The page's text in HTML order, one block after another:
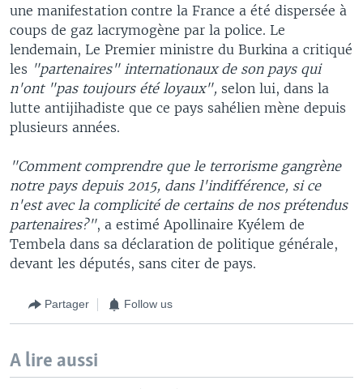
une manifestation contre la France a été dispersée à
coups de gaz lacrymogène par la police. Le
lendemain, Le Premier ministre du Burkina a critiqué
les "partenaires" internationaux de son pays qui
n'ont "pas toujours été loyaux", selon lui, dans la
lutte antijihadiste que ce pays sahélien mène depuis
plusieurs années.
"Comment comprendre que le terrorisme gangrène
notre pays depuis 2015, dans l'indifférence, si ce
n'est avec la complicité de certains de nos prétendus
partenaires?", a estimé Apollinaire Kyélem de
Tembela dans sa déclaration de politique générale,
devant les députés, sans citer de pays.
Partager Follow us
A lire aussi